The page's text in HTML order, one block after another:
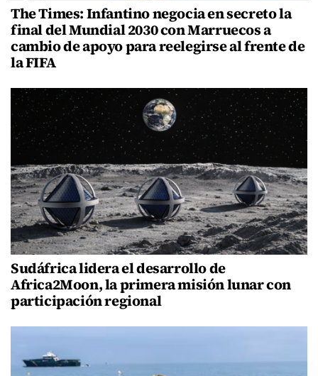
The Times: Infantino negocia en secreto la
final del Mundial 2030 con Marruecos a
cambio de apoyo para reelegirse al frente de
la FIFA
Sudáfrica lidera el desarrollo de
Africa2Moon, la primera misión lunar con
participación regional